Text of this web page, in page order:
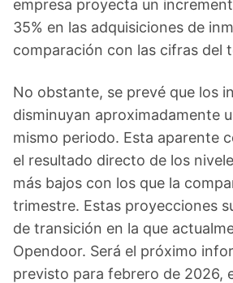
empresa proyecta un
35% en las adquisiciones de
comparación con las cifras del
No obstante, se prevé que los
disminuyan aproximadamente
mismo periodo. Esta aparente
el resultado directo de los
más bajos con los que la
trimestre. Estas proyecciones
de transición en la que
Opendoor. Será el próximo
previsto para febrero de 2026,